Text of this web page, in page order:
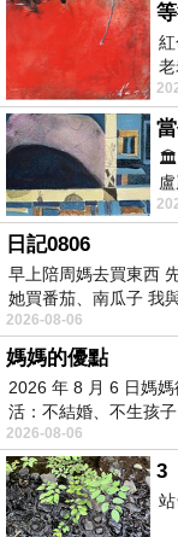
🏛️
日記0806
早上陪周媽去買東西
她買番茄、南瓜子 我
2026-08-06
媽媽的優點
2026 年 8 月 6 日媽
活：不結婚、不生孩
湖⋯⋯，
2026-08-06
3
站